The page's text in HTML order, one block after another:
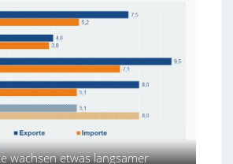
wachsen etwas langsamer